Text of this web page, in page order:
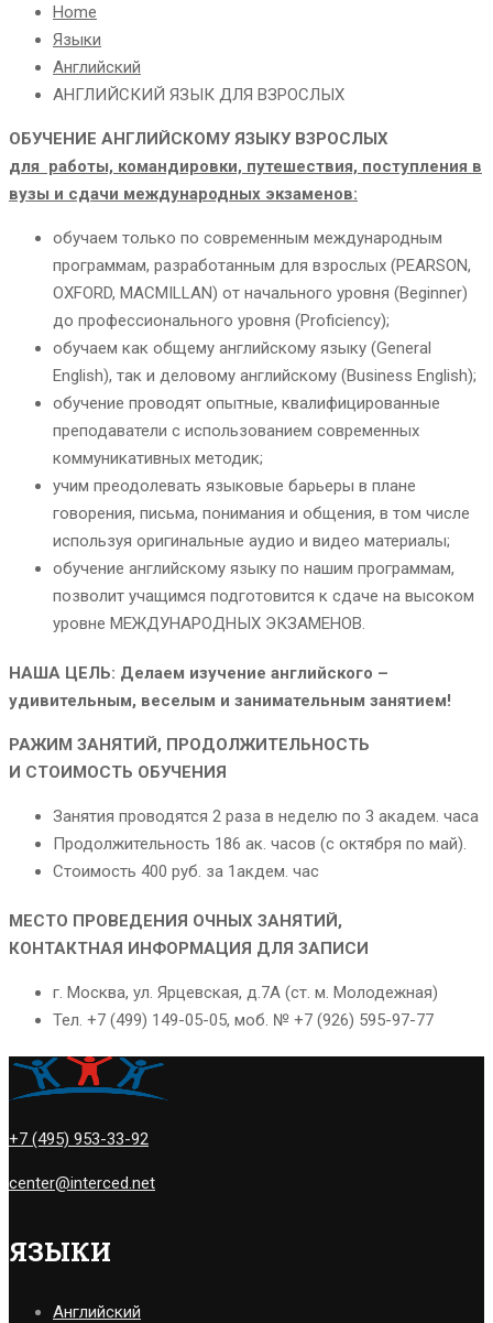
Home
Языки
Английский
АНГЛИЙСКИЙ ЯЗЫК ДЛЯ ВЗРОСЛЫХ
ОБУЧЕНИЕ АНГЛИЙСКОМУ ЯЗЫКУ ВЗРОСЛЫХ
для работы, командировки, путешествия, поступления в
вузы и сдачи международных экзаменов:
обучаем только по современным международным
программам, разработанным для взрослых (PEARSON,
OXFORD, MACMILLAN) от начального уровня (Beginner)
до профессионального уровня (Proficiency);
обучаем как общему английскому языку (General
English), так и деловому английскому (Business English);
обучение проводят опытные, квалифицированные
преподаватели с использованием современных
коммуникативных методик;
учим преодолевать языковые барьеры в плане
говорения, письма, понимания и общения, в том числе
используя оригинальные аудио и видео материалы;
обучение английскому языку по нашим программам,
позволит учащимся подготовится к сдаче на высоком
уровне МЕЖДУНАРОДНЫХ ЭКЗАМЕНОВ.
НАША ЦЕЛЬ: Делаем изучение английского –
удивительным, веселым и занимательным занятием!
РАЖИМ ЗАНЯТИЙ, ПРОДОЛЖИТЕЛЬНОСТЬ
И СТОИМОСТЬ ОБУЧЕНИЯ
Занятия проводятся 2 раза в неделю по 3 академ. часа
Продолжительность 186 ак. часов (с октября по май).
Стоимость 400 руб. за 1акдем. час
МЕСТО ПРОВЕДЕНИЯ ОЧНЫХ ЗАНЯТИЙ,
КОНТАКТНАЯ ИНФОРМАЦИЯ ДЛЯ ЗАПИСИ
г. Москва, ул. Ярцевская, д.7А (ст. м. Молодежная)
Тел. +7 (499) 149-05-05, моб. № +7 (926) 595-97-77
+7 (495) 953-33-92
center@interced.net
ЯЗЫКИ
Английский